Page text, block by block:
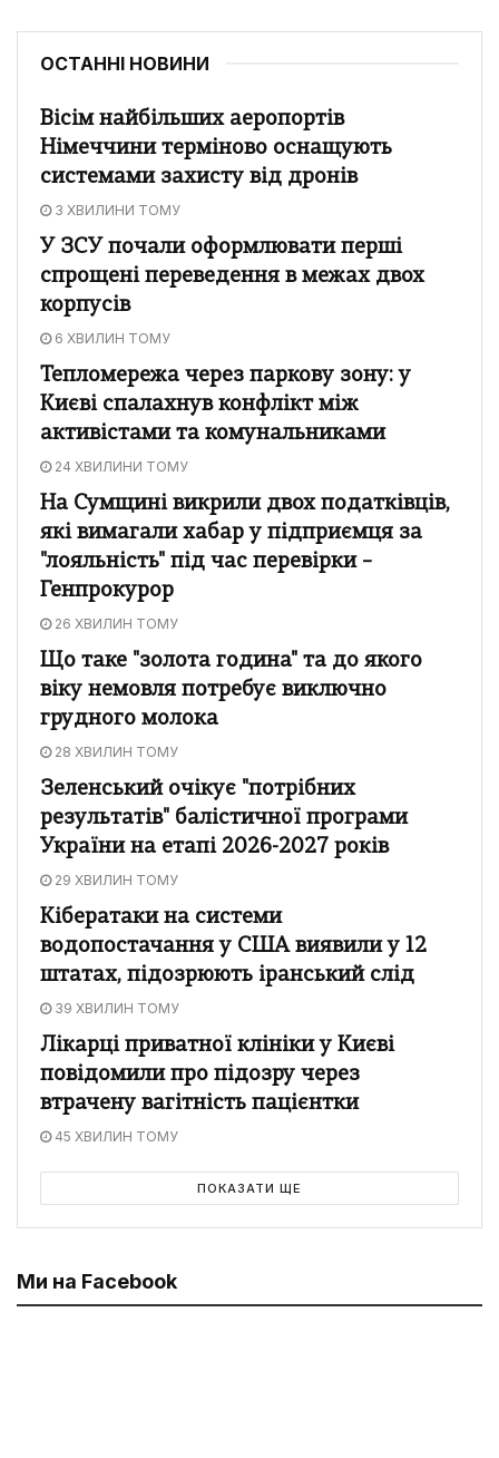
ОСТАННІ НОВИНИ
Вісім найбільших аеропортів
Німеччини терміново оснащують
системами захисту від дронів
3 ХВИЛИНИ ТОМУ
У ЗСУ почали оформлювати перші
спрощені переведення в межах двох
корпусів
6 ХВИЛИН ТОМУ
Тепломережа через паркову зону: у
Києві спалахнув конфлікт між
активістами та комунальниками
24 ХВИЛИНИ ТОМУ
На Сумщині викрили двох податківців,
які вимагали хабар у підприємця за
"лояльність" під час перевірки –
Генпрокурор
26 ХВИЛИН ТОМУ
Що таке "золота година" та до якого
віку немовля потребує виключно
грудного молока
28 ХВИЛИН ТОМУ
Зеленський очікує "потрібних
результатів" балістичної програми
України на етапі 2026-2027 років
29 ХВИЛИН ТОМУ
Кібератаки на системи
водопостачання у США виявили у 12
штатах, підозрюють іранський слід
39 ХВИЛИН ТОМУ
Лікарці приватної клініки у Києві
повідомили про підозру через
втрачену вагітність пацієнтки
45 ХВИЛИН ТОМУ
ПОКАЗАТИ ЩЕ
Ми на Facebook